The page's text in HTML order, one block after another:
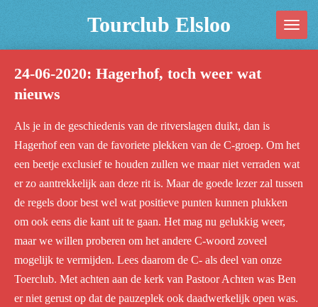
de
hoofdinhoud
Tourclub Elsloo
24-06-2020: Hagerhof, toch weer wat
nieuws
Als je in de geschiedenis van de ritverslagen duikt, dan is
Hagerhof een van de favoriete plekken van de C-groep. Om het
een beetje exclusief te houden zullen we maar niet verraden wat
er zo aantrekkelijk aan deze rit is. Maar de goede lezer zal tussen
de regels door best wel wat positieve punten kunnen plukken
om ook eens die kant uit te gaan. Het mag nu gelukkig weer,
maar we willen proberen om het andere C-woord zoveel
mogelijk te vermijden. Lees daarom de C- als deel van onze
Toerclub. Met achten aan de kerk van Pastoor Achten was Ben
er niet gerust op dat de pauzeplek ook daadwerkelijk open was.